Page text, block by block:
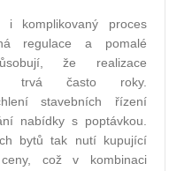
komplikovaný proces
regulace a pomalé
že realizace
trvá často roky.
stavebních řízení
nabídky s poptávkou.
bytů tak nutí kupující
což v kombinaci